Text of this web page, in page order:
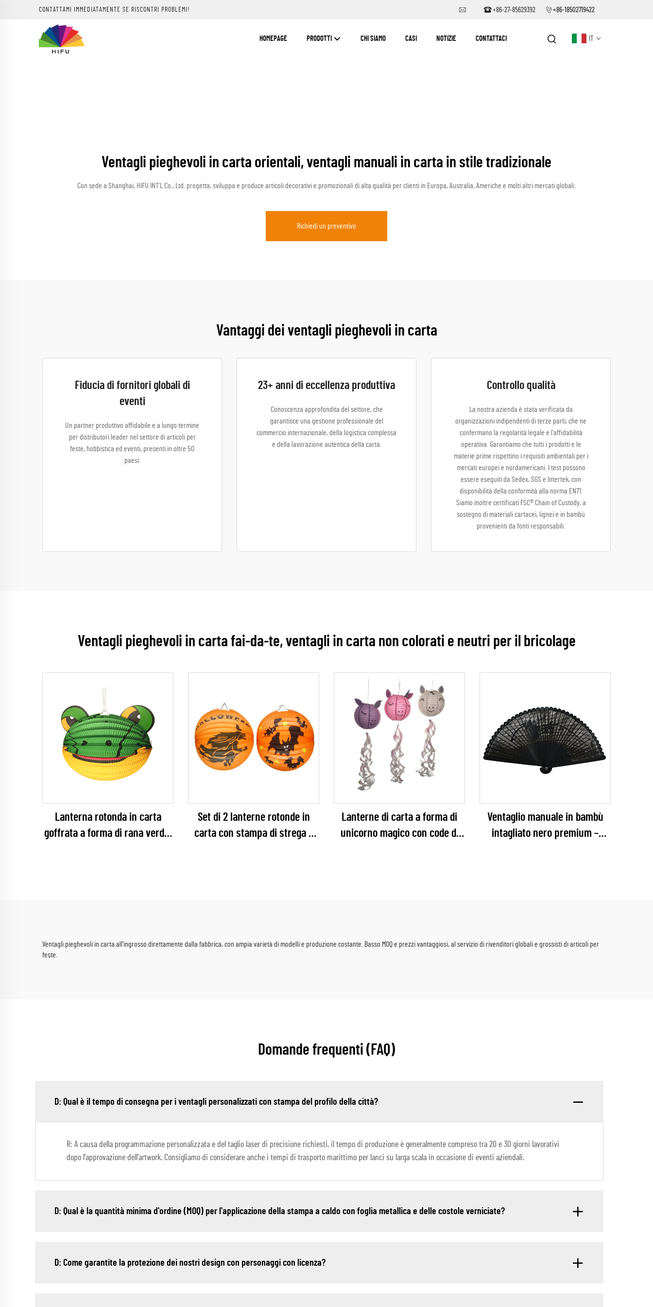
CONTATTAMI IMMEDIATAMENTE SE RISCONTRI PROBLEMI! +86-27-85629392 +86-18502719422
HOMEPAGE PRODOTTI CHI SIAMO CASI NOTIZIE CONTATTACI
Ventagli pieghevoli in carta orientali, ventagli manuali in carta in stile tradizionale
Con sede a Shanghai, HIFU INT’L Co., Ltd. progetta, sviluppa e produce articoli decorativi e promozionali di alta qualità per clienti in Europa, Australia, Americhe e molti altri mercati globali.
Richiedi un preventivo
Vantaggi dei ventagli pieghevoli in carta
Fiducia di fornitori globali di
eventi
Un partner produttivo affidabile e a lungo termine
per distributori leader nel settore di articoli per
feste, hobbistica ed eventi, presenti in oltre 50
paesi.
23+ anni di eccellenza produttiva
Conoscenza approfondita del settore, che
garantisce una gestione professionale del
commercio internazionale, della logistica complessa
e della lavorazione autentica della carta.
Controllo qualità
La nostra azienda è stata verificata da
organizzazioni indipendenti di terze parti, che ne
confermano la regolarità legale e l'affidabilità
operativa. Garantiamo che tutti i prodotti e le
materie prime rispettino i requisiti ambientali per i
mercati europei e nordamericani. I test possono
essere eseguiti da Sedex, SGS e Intertek, con
disponibilità della conformità alla norma EN71.
Siamo inoltre certificati FSC® Chain of Custody, a
sostegno di materiali cartacei, lignei e in bambù
provenienti da fonti responsabili.
Ventagli pieghevoli in carta fai-da-te, ventagli in carta non colorati e neutri per il bricolage
Lanterna rotonda in carta
goffrata a forma di rana verde,
Set di 2 lanterne rotonde in
carta con stampa di strega e
Lanterne di carta a forma di
unicorno magico con code di
Ventaglio manuale in bambù
intagliato nero premium –
Ventagli pieghevoli in carta all'ingrosso direttamente dalla fabbrica, con ampia varietà di modelli e produzione costante. Basso MOQ e prezzi vantaggiosi, al servizio di rivenditori globali e grossisti di articoli per
feste.
Domande frequenti (FAQ)
D: Qual è il tempo di consegna per i ventagli personalizzati con stampa del profilo della città?
R: A causa della programmazione personalizzata e del taglio laser di precisione richiesti, il tempo di produzione è generalmente compreso tra 20 e 30 giorni lavorativi
dopo l'approvazione dell'artwork. Consigliamo di considerare anche i tempi di trasporto marittimo per lanci su larga scala in occasione di eventi aziendali.
D: Qual è la quantità minima d'ordine (MOQ) per l'applicazione della stampa a caldo con foglia metallica e delle costole verniciate?
D: Come garantite la protezione dei nostri design con personaggi con licenza?